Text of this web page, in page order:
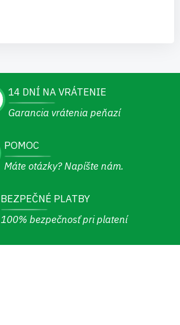
14 DNÍ NA VRÁTENIE
Garancia vrátenia peňazí
POMOC
Máte otázky? Napíšte nám.
BEZPEČNÉ PLATBY
100% bezpečnosť pri platení